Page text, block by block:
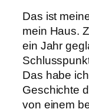
Das ist
mein Haus.
ein Jahr
Das habe
Geschichte
von einem